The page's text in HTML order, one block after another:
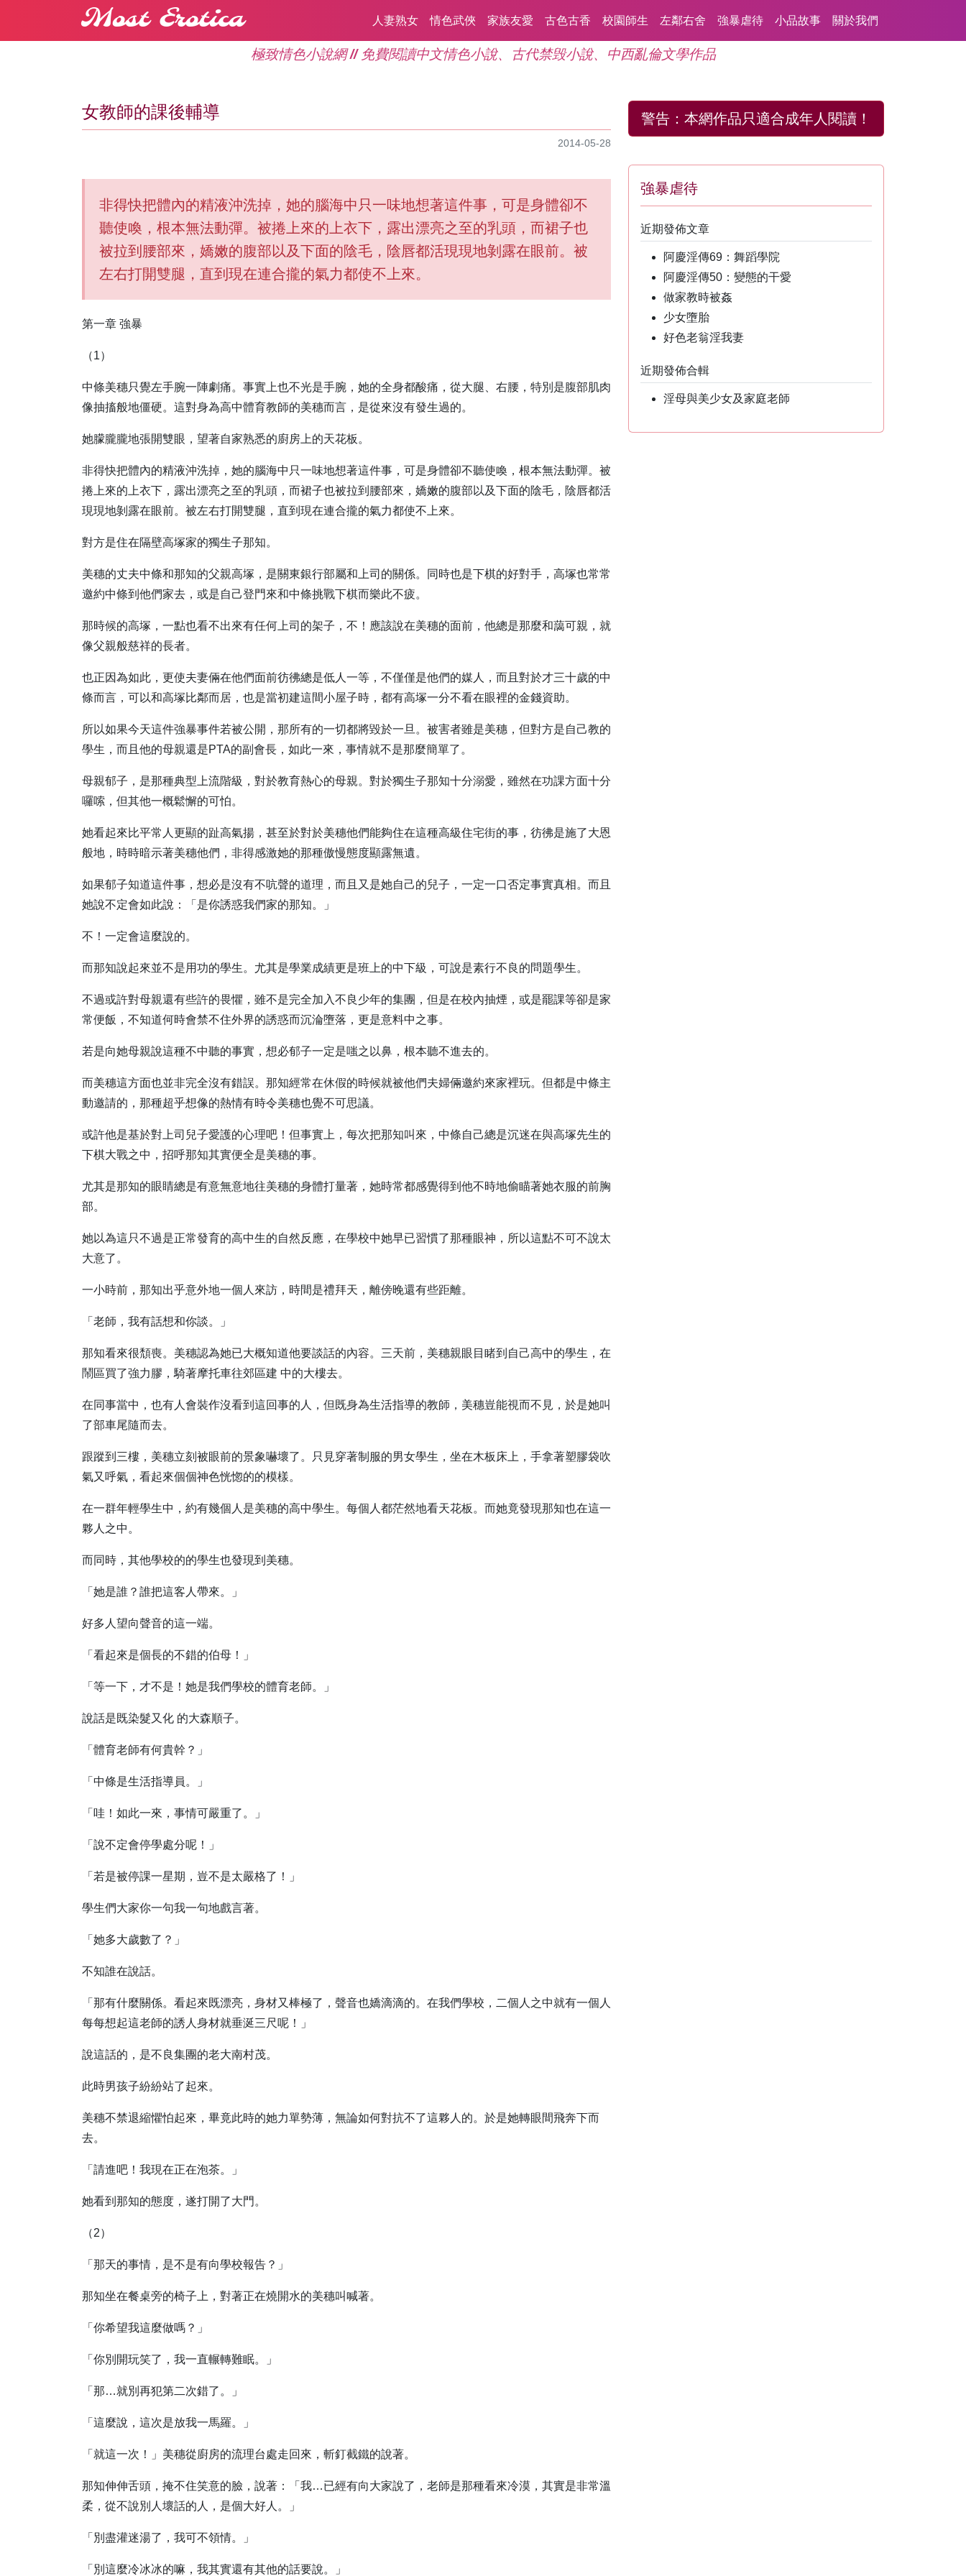
Most Erotica 人妻熟女 情色武俠 家族友愛 古色古香 校園師生 左鄰右舍 強暴虐待 小品故事 關於我們
極致情色小說網 // 免費閱讀中文情色小說、古代禁毁小說、中西亂倫文學作品
警告： 本網作品只適合成年人閱讀！
女教師的課後輔導
2014-05-28
非得快把體內的精液沖洗掉，她的腦海中只一味地想著這件事，可是身體卻不
聽使喚，根本無法動彈。被捲上來的上衣下，露出漂亮之至的乳頭，而裙子也
被拉到腰部來，嬌嫩的腹部以及下面的陰毛，陰唇都活現現地剝露在眼前。被
左右打開雙腿，直到現在連合攏的氣力都使不上來。
第一章 強暴
（1）
中條美穗只覺左手腕一陣劇痛。事實上也不光是手腕，她的全身都酸痛，從大腿、右腰，特別是腹部肌肉
像抽搐般地僵硬。這對身為高中體育教師的美穗而言，是從來沒有發生過的。
她朦朧朧地張開雙眼，望著自家熟悉的廚房上的天花板。
非得快把體內的精液沖洗掉，她的腦海中只一味地想著這件事，可是身體卻不聽使喚，根本無法動彈。被
捲上來的上衣下，露出漂亮之至的乳頭，而裙子也被拉到腰部來，嬌嫩的腹部以及下面的陰毛，陰唇都活
現現地剝露在眼前。被左右打開雙腿，直到現在連合攏的氣力都使不上來。
對方是住在隔壁高塚家的獨生子那知。
美穗的丈夫中條和那知的父親高塚，是關東銀行部屬和上司的關係。同時也是下棋的好對手，高塚也常常
邀約中條到他們家去，或是自己登門來和中條挑戰下棋而樂此不疲。
那時候的高塚，一點也看不出來有任何上司的架子，不！應該說在美穗的面前，他總是那麼和藹可親，就
像父親般慈祥的長者。
也正因為如此，更使夫妻倆在他們面前彷彿總是低人一等，不僅僅是他們的媒人，而且對於才三十歲的中
條而言，可以和高塚比鄰而居，也是當初建這間小屋子時，都有高塚一分不看在眼裡的金錢資助。
所以如果今天這件強暴事件若被公開，那所有的一切都將毀於一旦。被害者雖是美穗，但對方是自己教的
學生，而且他的母親還是PTA的副會長，如此一來，事情就不是那麼簡單了。
母親郁子，是那種典型上流階級，對於教育熱心的母親。對於獨生子那知十分溺愛，雖然在功課方面十分
囉嗦，但其他一概鬆懈的可怕。
她看起來比平常人更顯的趾高氣揚，甚至於對於美穗他們能夠住在這種高級住宅街的事，彷彿是施了大恩
般地，時時暗示著美穗他們，非得感激她的那種傲慢態度顯露無遺。
如果郁子知道這件事，想必是沒有不吭聲的道理，而且又是她自己的兒子，一定一口否定事實真相。而且
她說不定會如此說：「是你誘惑我們家的那知。」
不！一定會這麼說的。
而那知說起來並不是用功的學生。尤其是學業成績更是班上的中下級，可說是素行不良的問題學生。
不過或許對母親還有些許的畏懼，雖不是完全加入不良少年的集團，但是在校內抽煙，或是罷課等卻是家
常便飯，不知道何時會禁不住外界的誘惑而沉淪墮落，更是意料中之事。
若是向她母親說這種不中聽的事實，想必郁子一定是嗤之以鼻，根本聽不進去的。
而美穗這方面也並非完全沒有錯誤。那知經常在休假的時候就被他們夫婦倆邀約來家裡玩。但都是中條主
動邀請的，那種超乎想像的熱情有時令美穗也覺不可思議。
或許他是基於對上司兒子愛護的心理吧！但事實上，每次把那知叫來，中條自己總是沉迷在與高塚先生的
下棋大戰之中，招呼那知其實便全是美穗的事。
尤其是那知的眼睛總是有意無意地往美穗的身體打量著，她時常都感覺得到他不時地偷瞄著她衣服的前胸
部。
她以為這只不過是正常發育的高中生的自然反應，在學校中她早已習慣了那種眼神，所以這點不可不說太
大意了。
一小時前，那知出乎意外地一個人來訪，時間是禮拜天，離傍晚還有些距離。
「老師，我有話想和你談。」
那知看來很頹喪。美穗認為她已大概知道他要談話的內容。三天前，美穗親眼目睹到自己高中的學生，在
鬧區買了強力膠，騎著摩托車往郊區建 中的大樓去。
在同事當中，也有人會裝作沒看到這回事的人，但既身為生活指導的教師，美穗豈能視而不見，於是她叫
了部車尾隨而去。
跟蹤到三樓，美穗立刻被眼前的景象嚇壞了。只見穿著制服的男女學生，坐在木板床上，手拿著塑膠袋吹
氣又呼氣，看起來個個神色恍惚的的模樣。
在一群年輕學生中，約有幾個人是美穗的高中學生。每個人都茫然地看天花板。而她竟發現那知也在這一
夥人之中。
而同時，其他學校的的學生也發現到美穗。
「她是誰？誰把這客人帶來。」
好多人望向聲音的這一端。
「看起來是個長的不錯的伯母！」
「等一下，才不是！她是我們學校的體育老師。」
說話是既染髮又化 的大森順子。
「體育老師有何貴幹？」
「中條是生活指導員。」
「哇！如此一來，事情可嚴重了。」
「說不定會停學處分呢！」
「若是被停課一星期，豈不是太嚴格了！」
學生們大家你一句我一句地戲言著。
「她多大歲數了？」
不知誰在說話。
「那有什麼關係。看起來既漂亮，身材又棒極了，聲音也嬌滴滴的。在我們學校，二個人之中就有一個人
每每想起這老師的誘人身材就垂涎三尺呢！」
說這話的，是不良集團的老大南村茂。
此時男孩子紛紛站了起來。
美穗不禁退縮懼怕起來，畢竟此時的她力單勢薄，無論如何對抗不了這夥人的。於是她轉眼間飛奔下而
去。
「請進吧！我現在正在泡茶。」
她看到那知的態度，遂打開了大門。
（2）
「那天的事情，是不是有向學校報告？」
那知坐在餐桌旁的椅子上，對著正在燒開水的美穗叫喊著。
「你希望我這麼做嗎？」
「你別開玩笑了，我一直輾轉難眠。」
「那…就別再犯第二次錯了。」
「這麼說，這次是放我一馬羅。」
「就這一次！」美穗從廚房的流理台處走回來，斬釘截鐵的說著。
那知伸伸舌頭，掩不住笑意的臉，說著：「我…已經有向大家說了，老師是那種看來冷漠，其實是非常溫
柔，從不說別人壞話的人，是個大好人。」
「別盡灌迷湯了，我可不領情。」
「別這麼冷冰冰的嘛，我其實還有其他的話要說。」
強暴虐待
近期發佈文章
阿慶淫傳69：舞蹈學院
阿慶淫傳50：變態的干愛
做家教時被姦
少女墮胎
好色老翁淫我妻
近期發佈合輯
淫母與美少女及家庭老師